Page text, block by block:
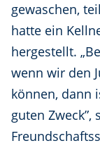
gewaschen,
hatte ein
hergestellt.
wenn wir den
können, dann
guten Zweck”,